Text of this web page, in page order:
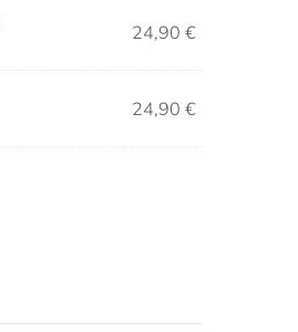
24,90 €
24,90 €